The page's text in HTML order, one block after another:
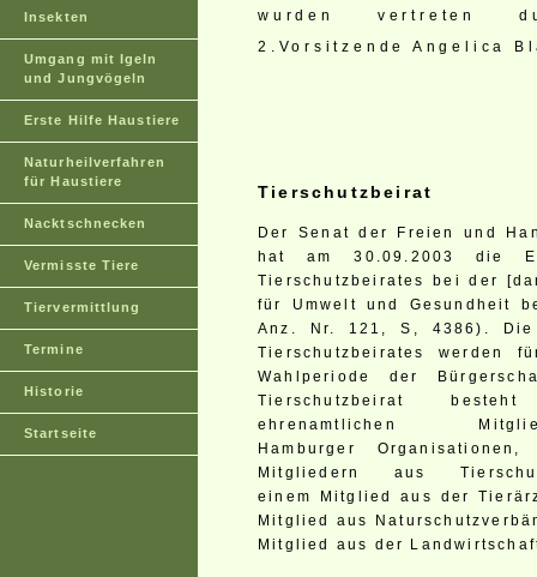
Insekten
Umgang mit Igeln
und Jungvögeln
Erste Hilfe Haustiere
Naturheilverfahren
für Haustiere
Nacktschnecken
Vermisste Tiere
Tiervermittlung
Termine
Historie
Startseite
wurden vertreten
2.Vorsitzende Angelica
Tierschutzbeirat
Der Senat der Freien und
hat am 30.09.2003 die
Tierschutzbeirates bei der
für Umwelt und Gesundheit
Anz. Nr. 121, S, 4386).
Tierschutzbeirates werden
Wahlperiode der
Tierschutzbeirat
ehrenamtlichen
Hamburger
Mitgliedern aus
einem Mitglied aus der
Mitglied aus
Mitglied aus der